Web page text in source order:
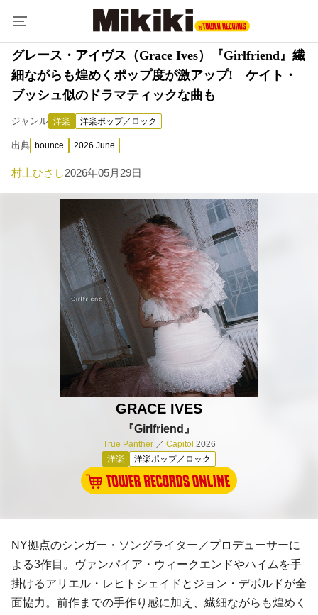
グレース・アイヴス（Grace Ives）『Girlfriend』繊
細ながらも煌めくポップ度が激アップ! ケイト・
ブッシュ似のドラマティックな曲も
ジャンル 洋楽 洋楽ポップ／ロック
出典 bounce 2026 June
村上ひさし2026年05月29日
GRACE IVES
『Girlfriend』
True Panther／ Capitol 2026
洋楽
洋楽ポップ／ロック
NY拠点のシンガー・ソングライター／プロデューサーに
よる3作目。ヴァンパイア・ウィークエンドやハイムを手
掛けるアリエル・レヒトシェイドとジョン・デボルドが全
面協力。前作までの手作り感に加え、繊細ながらも煌めく